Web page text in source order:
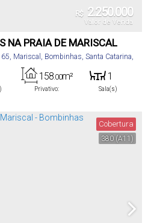
R$ 2.250.000
Valor de Venda
NA PRAIA DE MARISCAL
65, Mariscal , Bombinhas, Santa Catarina,
Privativo:
158.00m² 1
Sala(s)
Vaga(s)
380 (A11)
Cobertura